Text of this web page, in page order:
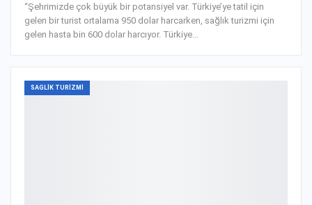
“Şehrimizde çok büyük bir potansiyel var. Türkiye’ye tatil için
gelen bir turist ortalama 950 dolar harcarken, sağlık turizmi için
gelen hasta bin 600 dolar harcıyor. Türkiye…
SAGLIK TURIZMI